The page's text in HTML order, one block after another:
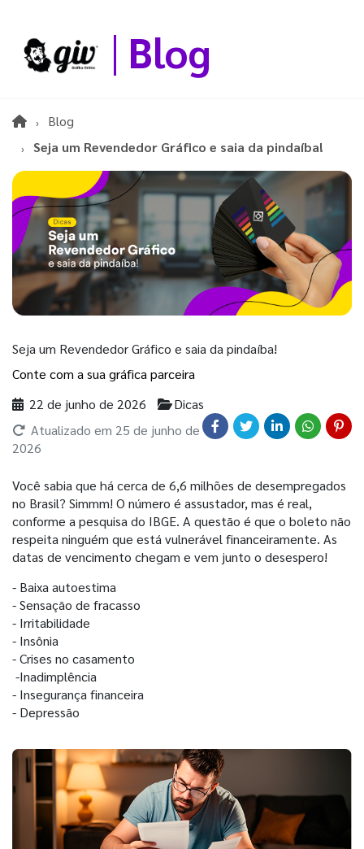
Blog
Blog
Seja um Revendedor Gráfico e saia da pindaíba!
Seja um Revendedor Gráfico e saia da pindaíba!
Conte com a sua gráfica parceira
22 de junho de 2026
Dicas
Atualizado em 25 de junho de
2026
Você sabia que há cerca de 6,6 milhões de desempregados
no Brasil? Simmm! O número é assustador, mas é real,
conforme a pesquisa do IBGE. A questão é que o boleto não
respeita ninguém que está vulnerável financeiramente. As
datas de vencimento chegam e vem junto o desespero!
- Baixa autoestima
- Sensação de fracasso
- Irritabilidade
- Insônia
- Crises no casamento
-Inadimplência
- Insegurança financeira
- Depressão